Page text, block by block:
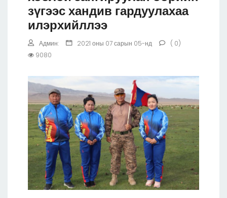
зүгээс хандив гардуулахаа
илэрхийллээ
Админ: 2021 оны 07 сарын 05-нд
( 0)
9080